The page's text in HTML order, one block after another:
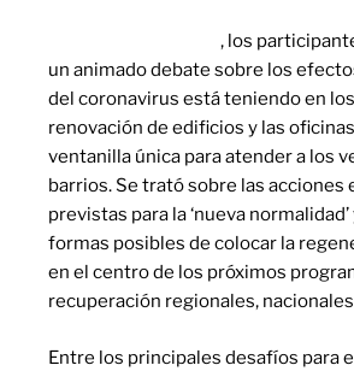
, los
un animado debate sobre los
del coronavirus está teniendo en
renovación de edificios y las
ventanilla única para atender a los
barrios. Se trató sobre las acciones
previstas para la ‘nueva
formas posibles de colocar la
en el centro de los próximos
recuperación regionales,
Entre los principales desafíos para